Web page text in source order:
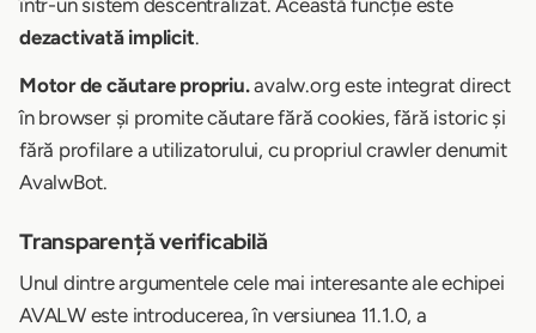
dezactivată implicit.
Motor de căutare propriu.avalw.org este integrat direct
în browser și promite căutare fără cookies, fără istoric și
fără profilare a utilizatorului, cu propriul crawler denumit
AvalwBot.
Transparență verificabilă
Unul dintre argumentele cele mai interesante ale echipei
AVALW este introducerea, în versiunea 11.1.0, a